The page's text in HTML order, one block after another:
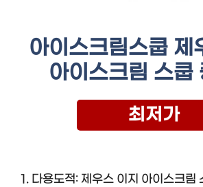
아이스크림스쿱 제
아이스크림 스쿱
최저가
1. 다용도적: 제우스 이지 아이스크림